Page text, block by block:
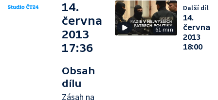
14.
června
2013
17:36
Obsah
dílu
Zásah na
61 min
Další díl
14.
června
2013
18:00